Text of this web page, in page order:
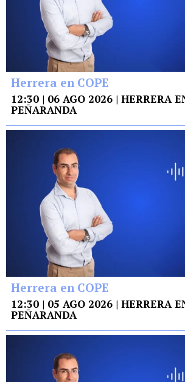
Herrera en COPE
12:30 | 06 AGO 2026 | HERRERA
PEÑARANDA
Herrera en COPE
12:30 | 05 AGO 2026 | HERRERA
PEÑARANDA